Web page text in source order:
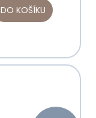
DO KOŠÍKU